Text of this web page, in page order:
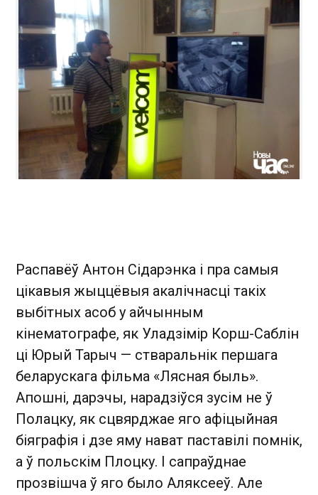
Распавёў Антон Сідарэнка і пра самыя
цікавыя жыццёвыя акалічнасці такіх
выбітных асоб у айчынным
кінематографе, як Уладзімір Корш-Саблін
ці Юрый Тарыч — стваральнік першага
беларускага фільма «Лясная быль».
Апошні, дарэчы, нарадзіўся зусім не ў
Полацку, як сцвярджае яго афіцыйная
біяграфія і дзе яму нават паставілі помнік,
а ў польскім Плоцку. І сапраўднае
прозвішча ў яго было Аляксееў. Але